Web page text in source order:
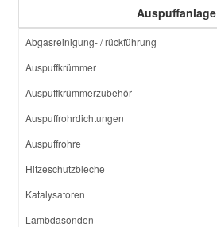
Auspuffanlage
Abgasreinigung- / rückführung
Auspuffkrümmer
Auspuffkrümmerzubehör
Auspuffrohrdichtungen
Auspuffrohre
Hitzeschutzbleche
Katalysatoren
Lambdasonden